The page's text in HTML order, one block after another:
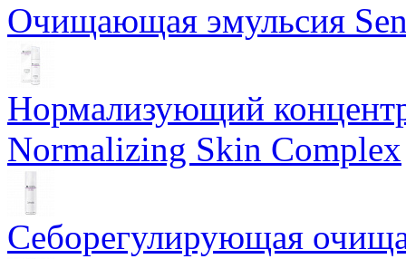
Очищающая эмульсия
Нормализующий
Normalizing Skin Complex
Себорегулирующая